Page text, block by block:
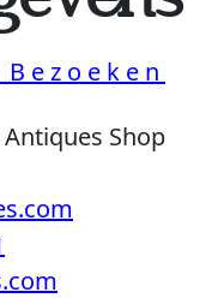
Antiques Shop